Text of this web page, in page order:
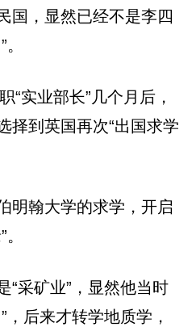
国，显然已经不是李四
“实业部长”几个月后，
择到英国再次“出国求学
明翰大学的求学，开启
“采矿业”，显然他当时
，后来才转学地质学，